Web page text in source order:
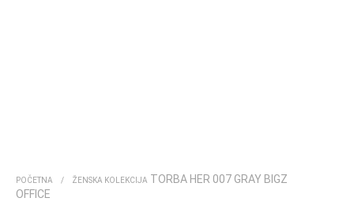
POČETNA / ŽENSKA KOLEKCIJA TORBA HER 007 GRAY BIGZ
OFFICE